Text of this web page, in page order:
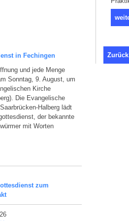
in Fechingen
und jede Menge
Sonntag, 9. August, um
Kirche
Die Evangelische
Halberg lädt
der bekannte
mit Worten
zum
Zurück